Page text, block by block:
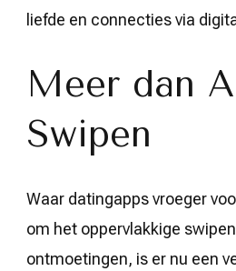
liefde en connecties via
Meer dan
Swipen
Waar datingapps vroeger
om het oppervlakkige
ontmoetingen, is er nu een